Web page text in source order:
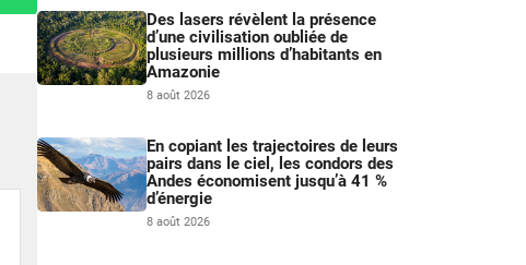
Des lasers révèlent la présence
d’une civilisation oubliée de
plusieurs millions d’habitants en
Amazonie
8 août 2026
En copiant les trajectoires de leurs
pairs dans le ciel, les condors des
Andes économisent jusqu’à 41 %
d’énergie
8 août 2026